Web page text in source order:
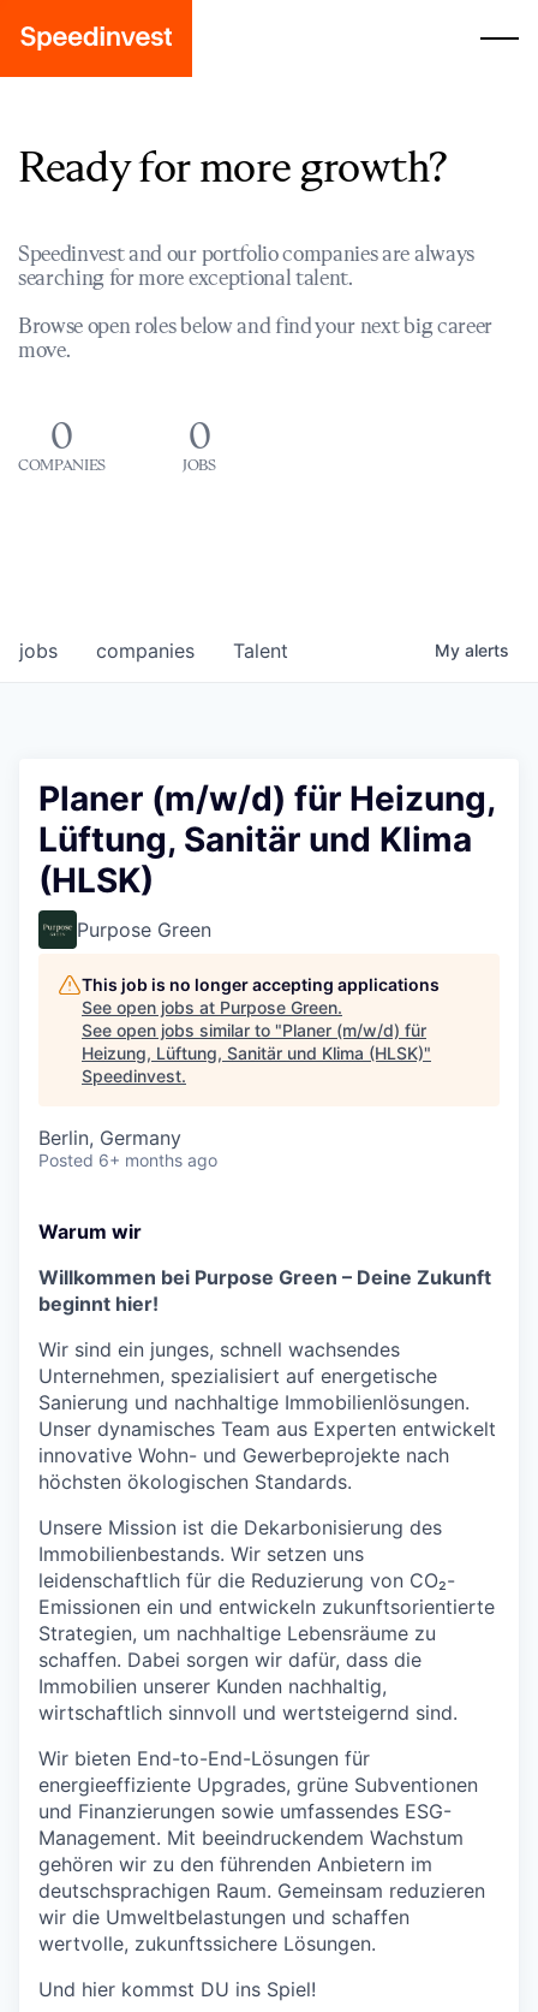
Ready for more growth?
Speedinvest and our portfolio companies are always
searching for more exceptional talent.
Browse open roles below and find your next big career
move.
0
COMPANIES
0
JOBS
jobs companies Talent My alerts
Planer (m/w/d) für Heizung,
Lüftung, Sanitär und Klima
(HLSK)
Purpose Green
This job is no longer accepting applications
See open jobs at Purpose Green.
See open jobs similar to "Planer (m/w/d) für
Heizung, Lüftung, Sanitär und Klima (HLSK)"
Speedinvest.
Berlin, Germany
Posted 6+ months ago
Warum wir
Willkommen bei Purpose Green – Deine Zukunft
beginnt hier!
Wir sind ein junges, schnell wachsendes
Unternehmen, spezialisiert auf energetische
Sanierung und nachhaltige Immobilienlösungen.
Unser dynamisches Team aus Experten entwickelt
innovative Wohn- und Gewerbeprojekte nach
höchsten ökologischen Standards.
Unsere Mission ist die Dekarbonisierung des
Immobilienbestands. Wir setzen uns
leidenschaftlich für die Reduzierung von CO₂-
Emissionen ein und entwickeln zukunftsorientierte
Strategien, um nachhaltige Lebensräume zu
schaffen. Dabei sorgen wir dafür, dass die
Immobilien unserer Kunden nachhaltig,
wirtschaftlich sinnvoll und wertsteigernd sind.
Wir bieten End-to-End-Lösungen für
energieeffiziente Upgrades, grüne Subventionen
und Finanzierungen sowie umfassendes ESG-
Management. Mit beeindruckendem Wachstum
gehören wir zu den führenden Anbietern im
deutschsprachigen Raum. Gemeinsam reduzieren
wir die Umweltbelastungen und schaffen
wertvolle, zukunftssichere Lösungen.
Und hier kommst DU ins Spiel!